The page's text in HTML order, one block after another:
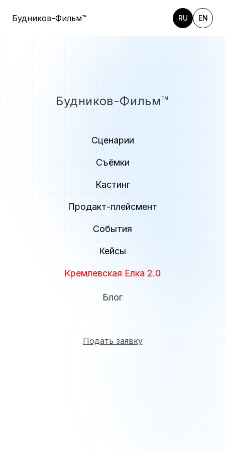
Будников-Фильм™ RU EN
Будников-Фильм™
Сценарии
Съёмки
Кастинг
Продакт-плейсмент
События
Кейсы
Кремлевская Елка 2.0
Блог
Подать заявку